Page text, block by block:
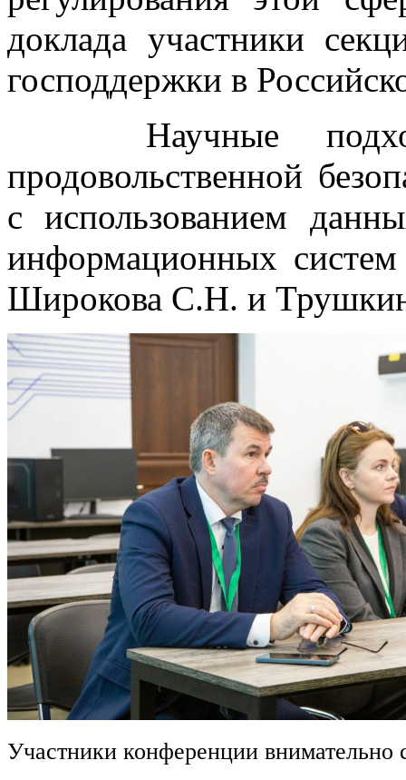
доклада участники
господдержки в
Научные
продовольственной
с использованием
информационных
Широкова С.Н. и
Участники конференции